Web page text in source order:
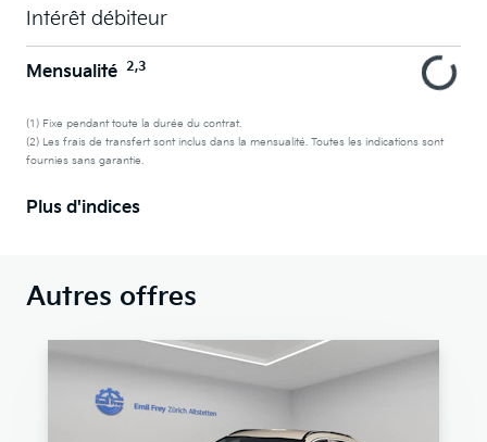
Intérêt débiteur
Mensualité 2,3
(1) Fixe pendant toute la durée du contrat.
(2) Les frais de transfert sont inclus dans la mensualité. Toutes les indications sont
fournies sans garantie.
Plus d'indices
Autres offres